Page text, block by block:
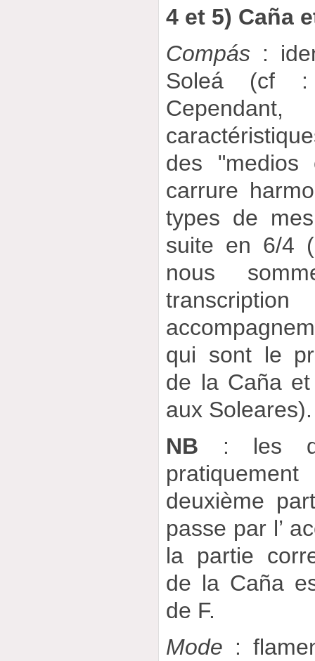
4 et 5) Caña
Compás :
Soleá (cf :
des "medios
carrure
types de
suite en 6/4
nous
qui sont le
de la Caña
aux Soleares).
NB : les
deuxième
passe par l’
la partie
de la Caña
de F.
Mode :